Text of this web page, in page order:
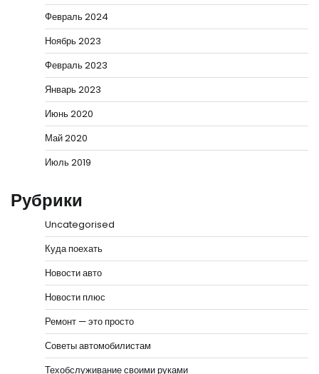
Февраль 2024
Ноябрь 2023
Февраль 2023
Январь 2023
Июнь 2020
Май 2020
Июль 2019
Рубрики
Uncategorised
Куда поехать
Новости авто
Новости плюс
Ремонт — это просто
Советы автомобилистам
Техобслуживание своими руками